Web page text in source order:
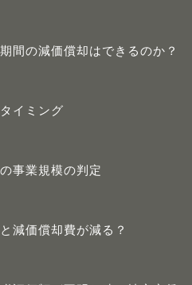
間の減価償却はできるのか？
イミング
事業規模の判定
減価償却費が減る？